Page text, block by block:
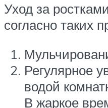
Уход за
согласно таких
Регулярное
водой
В жаркое